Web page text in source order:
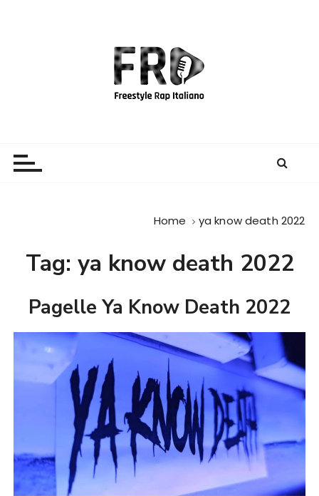
Home ya know death 2022
Tag: ya know death 2022
Pagelle Ya Know Death 2022